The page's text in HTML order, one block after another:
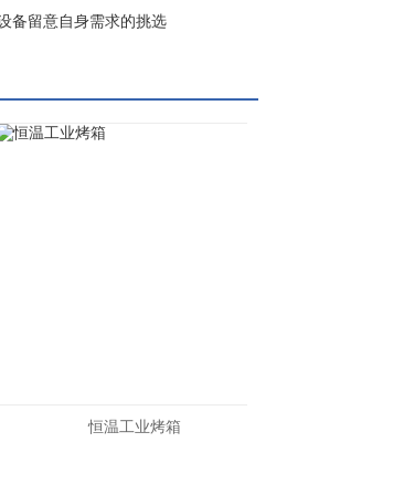
备留意自身需求的挑选
恒温工业烤箱